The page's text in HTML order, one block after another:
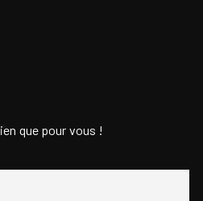
que pour vous !